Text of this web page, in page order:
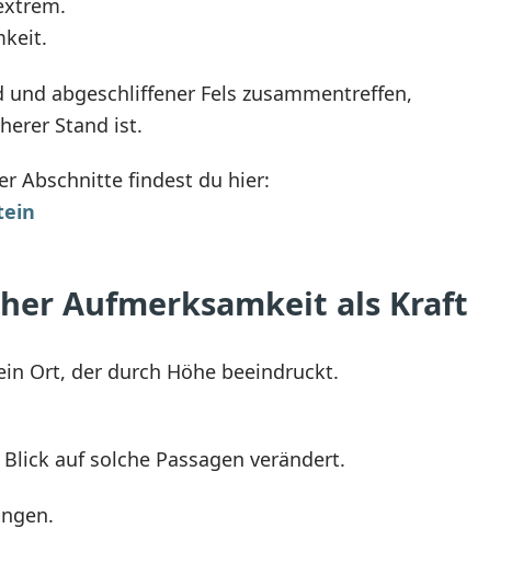
und abgeschliffener Fels zusammentreffen,
Stand ist.
Abschnitte findest du hier:
Aufmerksamkeit als Kraft
Ort, der durch Höhe beeindruckt.
auf solche Passagen verändert.